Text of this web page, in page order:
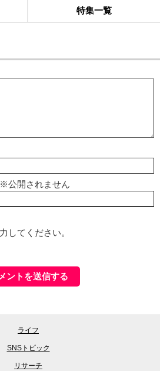
特集一覧
公開されません
してください。
ライフ
SNSトピック
リサーチ